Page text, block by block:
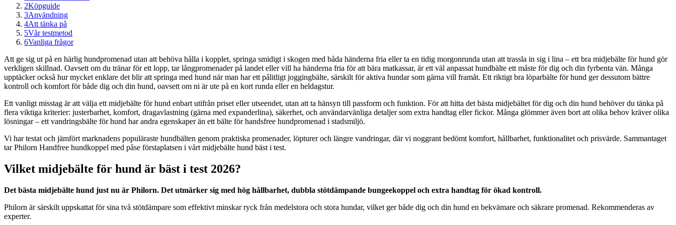
2Köpguide
3Användning
4Att tänka på
5Vår testmetod
6Vanliga frågor
Att ge sig ut på en härlig hundpromenad utan att behöva hålla i kopplet, springa smidigt i skogen med båda händerna fria eller ta en tidig morgonrunda utan att trassla in sig i lina – ett bra midjebälte för hund gör
verkligen skillnad. Oavsett om du tränar för ett lopp, tar långpromenader på landet eller vill ha händerna fria för att bära matkassar, är ett väl anpassat hundbälte ett måste för dig och din fyrbenta vän. Många
upptäcker också hur mycket enklare det blir att springa med hund när man har ett pålitligt joggingbälte, särskilt för aktiva hundar som gärna vill framåt. Ett riktigt bra löparbälte för hund ger dessutom bättre
kontroll och komfort för både dig och din hund, oavsett om ni är ute på en kort runda eller en heldagstur.
Ett vanligt misstag är att välja ett midjebälte för hund enbart utifrån priset eller utseendet, utan att ta hänsyn till passform och funktion. För att hitta det bästa midjebältet för dig och din hund behöver du tänka på
flera viktiga kriterier: justerbarhet, komfort, dragavlastning (gärna med expanderlina), säkerhet, och användarvänliga detaljer som extra handtag eller fickor. Många glömmer även bort att olika behov kräver olika
lösningar – ett vandringsbälte för hund har andra egenskaper än ett bälte för handsfree hundpromenad i stadsmiljö.
Vi har testat och jämfört marknadens populäraste hundbälten genom praktiska promenader, löpturer och längre vandringar, där vi noggrant bedömt komfort, hållbarhet, funktionalitet och prisvärde. Sammantaget
tar Philorn Handfree hundkoppel med påse förstaplatsen i vårt midjebälte hund bäst i test.
Vilket midjebälte för hund är bäst i test 2026?
Det bästa midjebälte hund just nu är Philorn. Det utmärker sig med hög hållbarhet, dubbla stötdämpande bungeekoppel och extra handtag för ökad kontroll.
Philorn är särskilt uppskattat för sina två stötdämpare som effektivt minskar ryck från medelstora och stora hundar, vilket ger både dig och din hund en bekvämare och säkrare promenad. Rekommenderas av
experter.